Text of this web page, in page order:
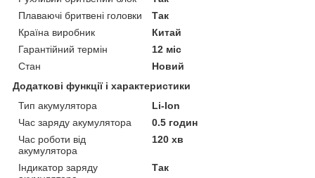
Плаваючі бритвені головки
Так
Країна виробник
Китай
Гарантійний термін
12 міс
Стан
Новий
Додаткові функції і характеристики
Тип акумулятора
Li-Ion
Час заряду акумулятора
0.5 годин
Час роботи від
акумулятора
120 хв
Індикатор заряду
Так